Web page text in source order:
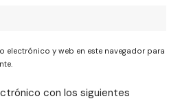
electrónico y web en este navegador para
con los siguientes